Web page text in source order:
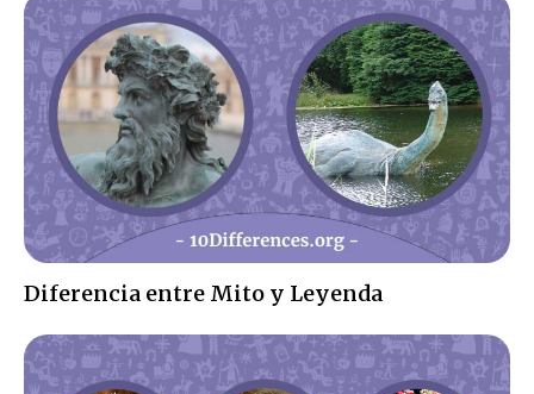
Diferencia entre Mito y Leyenda